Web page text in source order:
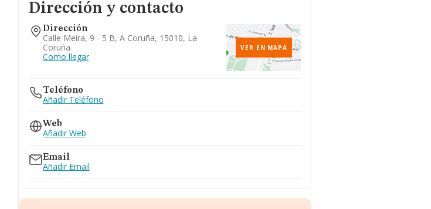
Dirección y contacto
Dirección
Calle Meira, 9 - 5 B, A Coruña, 15010, La
Coruña
Como llegar
VER EN MAPA
Teléfono
Añadir Teléfono
Web
Añadir Web
Email
Añadir Email